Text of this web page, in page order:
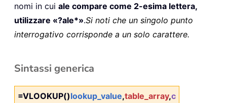
nomi in cui ale compare come 2-esima lettera,
utilizzare «?ale*».Si noti che un singolo punto
interrogativo corrisponde a un solo carattere.
Sintassi generica
=VLOOKUP()lookup_value,table_array,c